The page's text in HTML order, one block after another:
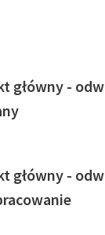
główny -
główny -